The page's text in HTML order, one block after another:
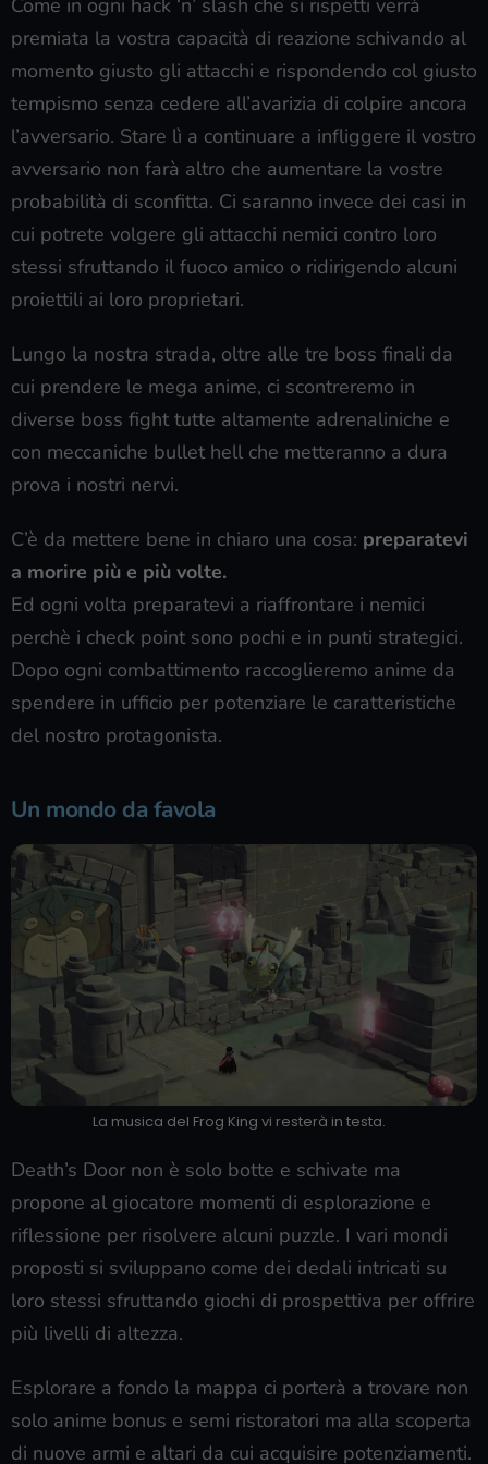
premiata la vostra capacità di reazione schivando al
momento giusto gli attacchi e rispondendo col giusto
tempismo senza cedere all’avarizia di colpire ancora
l’avversario. Stare lì a continuare a infliggere il vostro
avversario non farà altro che aumentare la vostre
probabilità di sconfitta. Ci saranno invece dei casi in
cui potrete volgere gli attacchi nemici contro loro
stessi sfruttando il fuoco amico o ridirigendo alcuni
proiettili ai loro proprietari.
Lungo la nostra strada, oltre alle tre boss finali da
cui prendere le mega anime, ci scontreremo in
diverse boss fight tutte altamente adrenaliniche e
con meccaniche bullet hell che metteranno a dura
prova i nostri nervi.
C’è da mettere bene in chiaro una cosa: preparatevi
a morire più e più volte.
Ed ogni volta preparatevi a riaffrontare i nemici
perchè i check point sono pochi e in punti strategici.
Dopo ogni combattimento raccoglieremo anime da
spendere in ufficio per potenziare le caratteristiche
del nostro protagonista.
Un mondo da favola
La musica del Frog King vi resterà in testa.
Death’s Door non è solo botte e schivate ma
propone al giocatore momenti di esplorazione e
riflessione per risolvere alcuni puzzle. I vari mondi
proposti si sviluppano come dei dedali intricati su
loro stessi sfruttando giochi di prospettiva per offrire
più livelli di altezza.
Esplorare a fondo la mappa ci porterà a trovare non
solo anime bonus e semi ristoratori ma alla scoperta
di nuove armi e altari da cui acquisire potenziamenti.